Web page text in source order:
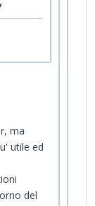
ma
utile ed
del